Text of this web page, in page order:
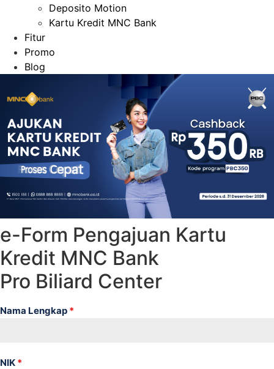
Deposito Motion
Kartu Kredit MNC Bank
Fitur
Promo
Blog
e-Form Pengajuan Kartu
Kredit MNC Bank
Pro Biliard Center
Nama Lengkap *
NIK *